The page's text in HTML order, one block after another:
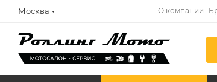
Москва О компании